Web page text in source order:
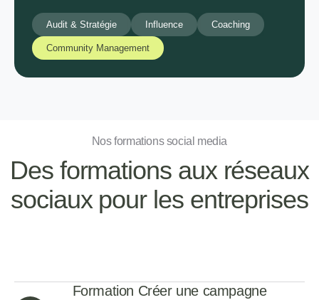
Audit & Stratégie Influence Coaching
Community Management
Nos formations social media
Des formations aux réseaux
sociaux pour les entreprises
Formation Créer une campagne